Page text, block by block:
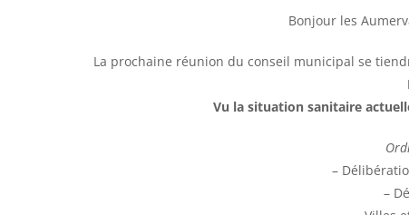
Bonjour les
La prochaine réunion du conseil municipal se
Vu la situation sanitaire
–
–